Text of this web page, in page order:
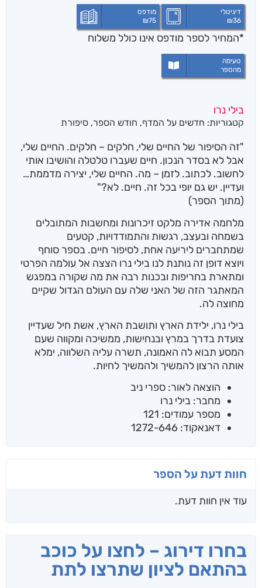
דיגיטלי
₪36
מודפס
₪75
*המחיר לספר מודפס אינו כולל משלוח
טעימה
מהספר
בילי נרו
קטגוריות: חדשים על המדף, חודש הספר, סיפורת
"זה הסיפור של החיים שלי, חלקים – חלקים. החיים שלי,
אבל לא בסדר הנכון. חיים שעברו טלטלה והושיבו אותי
לחשוב. לכתוב. לזמן – מה. החיים שלי, יצירה מדממת…
ועדיין. יש גם יופי בכל זה. חיים. לא?"
(מתוך הספר)
מלחמה אדירה מלקט זיכרונות ומחשבות המתובלים
בשמחה ובעצב, רגשות והתמודדויות, קטעים
שמתחברים ליריעה אחת, לסיפור חיים. בספר סוחף
ויוצא דופן זה נותנת לנו בילי נרו הצצה אל עולמה הפרטי
ומתארת בחריפות ובכנות רבה את מה שקורה במפגש
המאתגר הזה של האני שלה עם העולם הגדול שקיים
מחוצה לה.
בילי נרו, ילידת הארץ ותושבת הארץ, אשת חיל שעדיין
צועדת בדרך במרץ ובנחישות, ממשיכה ומקווה שעם
המסע תבוא לה האמונה, תשרה עליה השלווה, ימלא
אותה הרצון להמשיך ולהמשיך לחיות.
הוצאה לאור: ספרי ניב
מחבר: בילי נרו
מספר עמודים: 121
דאנאקוד: 1272-646
חוות דעת על הספר
עוד אין חוות דעת.
בחרו דירוג – לחצו על כוכב
בהתאם לציון שתרצו לתת